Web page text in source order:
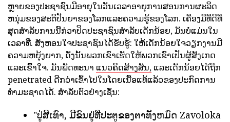
ຫຼາຍຂອງປະຊາຊົນມີອາຍຸໃນວັນເວລາອາຍຸການສອນການຜະລິດ
ຫນຸ່ມຂອງສະຕິປັນຍາຂອງໂລກແລະຄວາມຮູ້ຂອງໂລກ. ເຄື່ອງມືທີ່ດີທີ່
ສຸດສໍາລັບການນີ້ກ່ວາປິດປະຊາຊົນສໍາລັບເດັກນ້ອຍ, ມັນບໍ່ແມ່ນໃນ
ເວລາທີ່. ສັງຫອນໃຈປະຊາຊົນໄດ້ຮັບຮູ້: ໃຫ້ເດັກນ້ອຍໃຈວຽກງານມີ
ຄວາມຫຍຸ້ງຍາກ, ດັ່ງນັ້ນພວກເຂົາເຮັດໃຫ້ພວກເຂົາເປັນຜູ້ສັງເກດ
ແລະເຂົ້າໃຈ. ມັນພັດທະນາ ແນວຄິດສ້າງສັນ, ແລະເດັກນ້ອຍໄດ້ຖືກ
penetrated ດີກວ່າເຂົ້າໄປໃນໂດຍເນື້ອແທ້ແລ້ວຂອງປະກົດການ
ທໍາມະຊາດໄດ້. ສໍາລັບຕົວຢ່າງເຊັ່ນ:
"ປູ່ສີເທົາ, ມີຂົນຢູ່ທີ່ປະຕູຂອງຕາທັງຫມົດ Zavoloka